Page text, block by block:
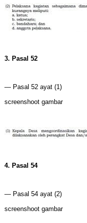
3. Pasal 52
— Pasal 52 ayat (1)
screenshoot gambar
4. Pasal 54
— Pasal 54 ayat (2)
screenshoot gambar